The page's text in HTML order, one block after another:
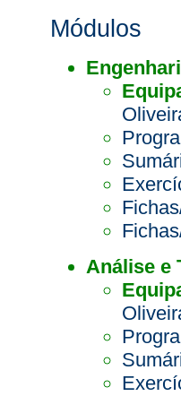
Módulos
Análise e